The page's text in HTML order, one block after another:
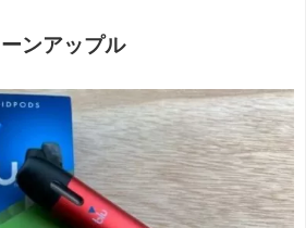
ンアップル